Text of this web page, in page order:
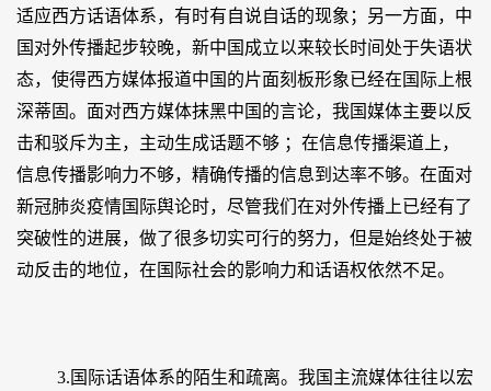
适应西方话语体系，有时有自说自话的现象；另一方面，中
国对外传播起步较晚，新中国成立以来较长时间处于失语状
态，使得西方媒体报道中国的片面刻板形象已经在国际上根
深蒂固。面对西方媒体抹黑中国的言论，我国媒体主要以反
击和驳斥为主，主动生成话题不够 ；在信息传播渠道上，
信息传播影响力不够，精确传播的信息到达率不够。在面对
新冠肺炎疫情国际舆论时，尽管我们在对外传播上已经有了
突破性的进展，做了很多切实可行的努力，但是始终处于被
动反击的地位，在国际社会的影响力和话语权依然不足。
3.国际话语体系的陌生和疏离。我国主流媒体往往以宏